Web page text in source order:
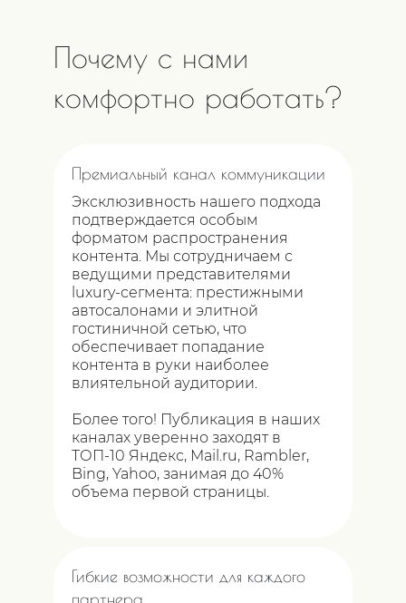
Почему с нами
комфортно работать?
Премиальный канал коммуникации
Эксклюзивность нашего подхода
подтверждается особым
форматом распространения
контента. Мы сотрудничаем с
ведущими представителями
luxury-сегмента: престижными
автосалонами и элитной
гостиничной сетью, что
обеспечивает попадание
контента в руки наиболее
влиятельной аудитории.
Более того! Публикация в наших
каналах уверенно заходят в
ТОП-10 Яндекс, Mail.ru, Rambler,
Bing, Yahoo, занимая до 40%
объема первой страницы.
Гибкие возможности для каждого
партнера